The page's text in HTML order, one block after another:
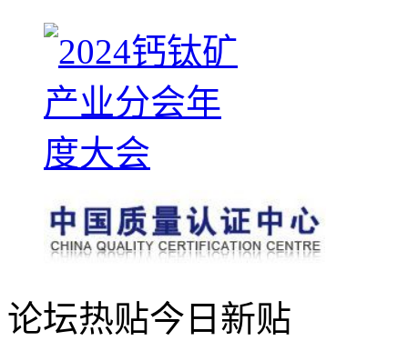
论坛热贴今日新贴